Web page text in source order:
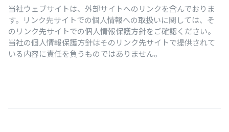
当社ウェブサイトは、外部サイトへのリンクを含んでおりま
す。リンク先サイトでの個人情報への取扱いに関しては、そ
のリンク先サイトでの個人情報保護方針をご確認ください。
当社の個人情報保護方針はそのリンク先サイトで提供されて
いる内容に責任を負うものではありません。